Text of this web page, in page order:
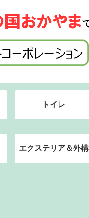
トイレ
エクステリア＆外構